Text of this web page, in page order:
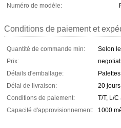
Numéro de modèle:
Conditions de paiement et
Quantité de commande min:
Selon
Prix:
Détails d'emballage:
Délai de livraison:
20 jours
Conditions de paiement:
T/T, L/
Capacité d'approvisionnement:
1000